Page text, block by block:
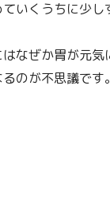
いくうちに少
なぜか胃が元気
のが不思議です。